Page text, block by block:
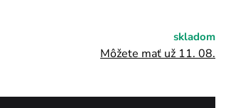
skladom
Môžete mať už 11. 08.